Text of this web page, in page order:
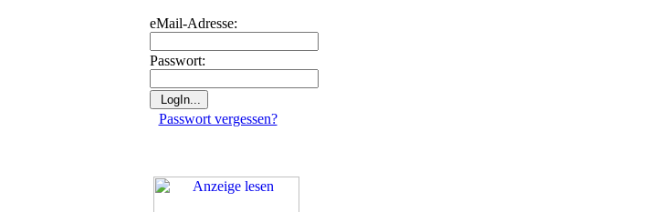
eMail-Adresse:
Passwort:
Passwort vergessen?